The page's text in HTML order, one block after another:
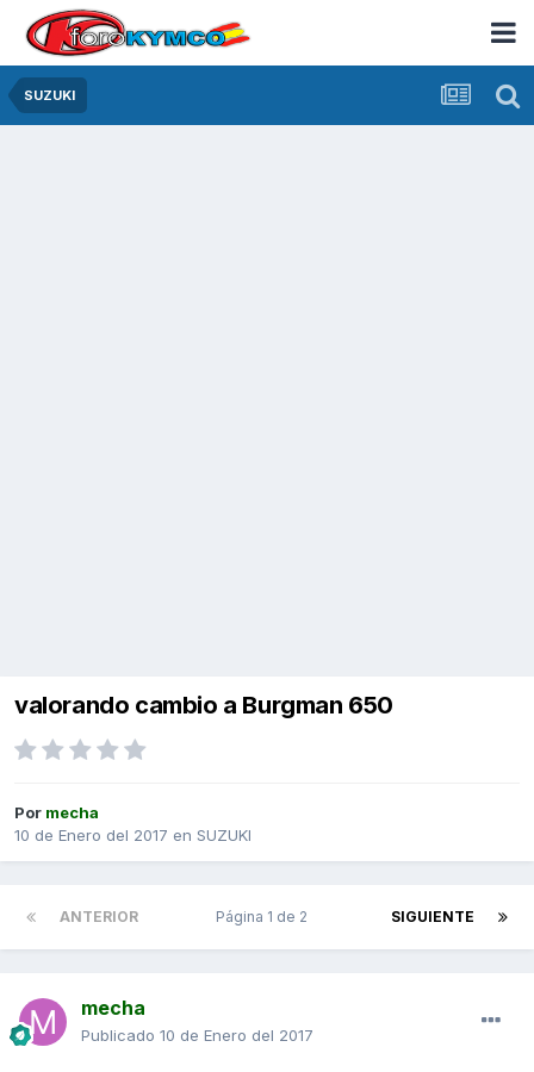
SUZUKI
valorando cambio a Burgman 650
Por mecha
10 de Enero del 2017 en SUZUKI
ANTERIOR SIGUIENTE
Página 1 de 2
mecha
Publicado 10 de Enero del 2017